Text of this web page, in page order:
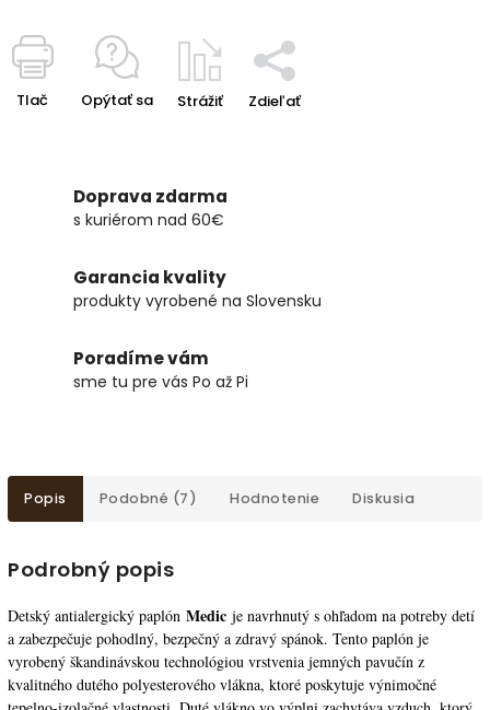
Tlač Opýtať sa Strážiť Zdieľať
Doprava zdarma
s kuriérom nad 60€
Garancia kvality
produkty vyrobené na Slovensku
Poradíme vám
sme tu pre vás Po až Pi
Popis Podobné (7) Hodnotenie Diskusia
Podrobný popis
Detský antialergický paplón Medic je navrhnutý s ohľadom na potreby detí
a zabezpečuje pohodlný, bezpečný a zdravý spánok. Tento paplón je
vyrobený škandinávskou technológiou vrstvenia jemných pavučín z
kvalitného dutého polyesterového vlákna, ktoré poskytuje výnimočné